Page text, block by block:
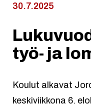
30.7.2025
työ- ja
Koulut alkavat
keskiviikkona 6.